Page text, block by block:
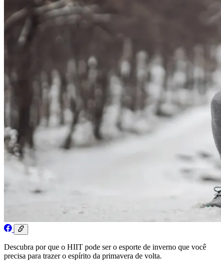
Descubra por que o HIIT pode ser o esporte de inverno que você
precisa para trazer o espírito da primavera de volta.